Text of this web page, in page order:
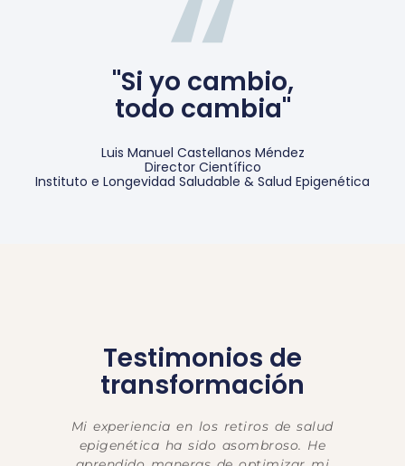
"Si yo cambio,
todo cambia"
Luis Manuel Castellanos Méndez
Director Científico
Instituto e Longevidad Saludable & Salud Epigenética
Testimonios de
transformación
Si quieren cambiar su forma de pensar, sus
creencias, acerca de la salud, este es el